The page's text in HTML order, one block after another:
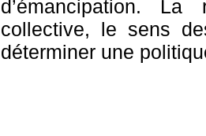
d’émancipation.
collective, le sens
déterminer une